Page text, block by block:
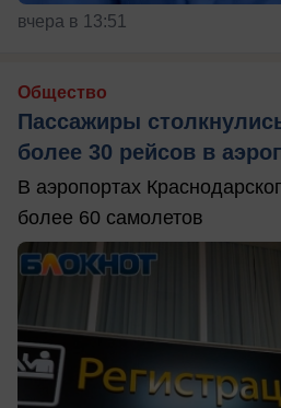
вчера в 13:51
Общество
Пассажиры
более 30 рейсов в
В аэропортах
более 60 самолетов